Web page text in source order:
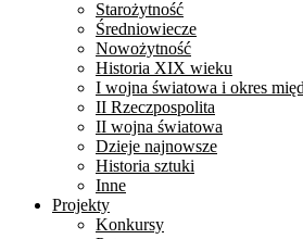
Starożytność
Średniowiecze
Nowożytność
Historia XIX wieku
I wojna światowa i okres
II Rzeczpospolita
II wojna światowa
Dzieje najnowsze
Historia sztuki
Inne
Projekty
Konkursy